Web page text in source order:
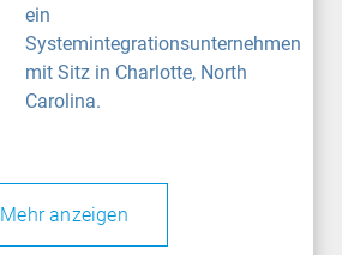
ein
Systemintegrationsunternehmen
mit Sitz in Charlotte, North
Carolina.
Mehr anzeigen